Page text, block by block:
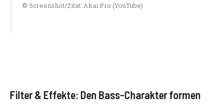
© Screenshot/Zitat: Akai Pro (YouTube)
Filter & Effekte: Den Bass-Charakter formen